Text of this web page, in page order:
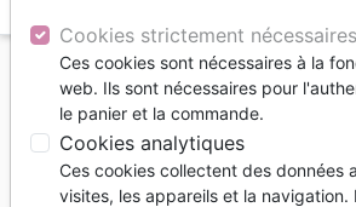
Accueil Livres
Témoignages,
Guérison du guérisseur (La) - Un
de ses pouvoirs
La guérison du
Cookies strictement nécessaires
Ces cookies sont nécessaires à la
web. Ils sont nécessaires pour
le panier et la commande.
Cookies analytiques
Ces cookies collectent des données
visites, les appareils et la navigation.